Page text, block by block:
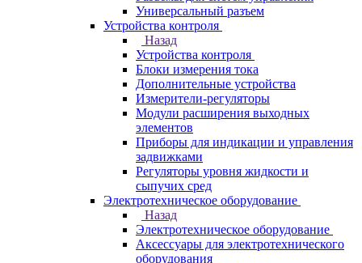
Универсальный разъем
Устройства контроля
Назад
Устройства контроля
Блоки измерения тока
Дополнительные устройства
Измерители-регуляторы
Модули расширения выходных
элементов
Приборы для индикации и управления
задвижками
Регуляторы уровня жидкости и
сыпучих сред
Электротехническое оборудование
Назад
Электротехническое оборудование
Аксессуары для электротехнического
оборудования